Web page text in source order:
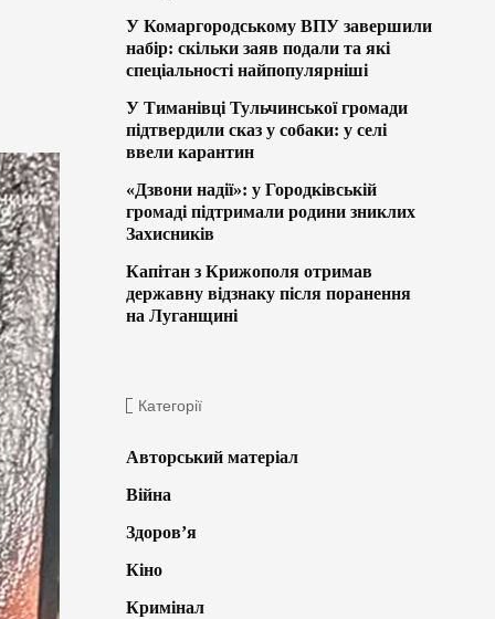
У Комаргородському ВПУ завершили
набір: скільки заяв подали та які
спеціальності найпопулярніші
У Тиманівці Тульчинської громади
підтвердили сказ у собаки: у селі
ввели карантин
«Дзвони надії»: у Городківській
громаді підтримали родини зниклих
Захисників
Капітан з Крижополя отримав
державну відзнаку після поранення
на Луганщині
Категорії
Авторський матеріал
Війна
Здоров’я
Кіно
Кримінал